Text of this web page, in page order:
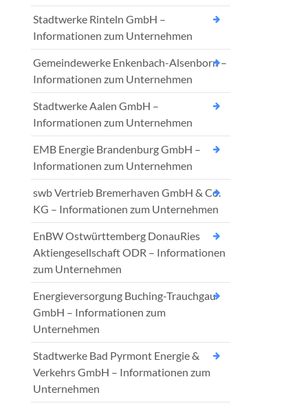
Stadtwerke Rinteln GmbH –
Informationen zum Unternehmen
Gemeindewerke Enkenbach-Alsenborn –
Informationen zum Unternehmen
Stadtwerke Aalen GmbH –
Informationen zum Unternehmen
EMB Energie Brandenburg GmbH –
Informationen zum Unternehmen
swb Vertrieb Bremerhaven GmbH & Co.
KG – Informationen zum Unternehmen
EnBW Ostwürttemberg DonauRies
Aktiengesellschaft ODR – Informationen
zum Unternehmen
Energieversorgung Buching-Trauchgau
GmbH – Informationen zum
Unternehmen
Stadtwerke Bad Pyrmont Energie &
Verkehrs GmbH – Informationen zum
Unternehmen